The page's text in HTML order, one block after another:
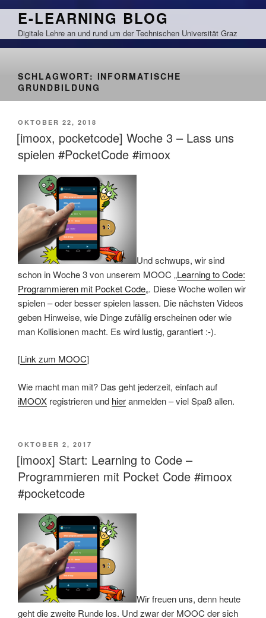
Zum
springen
E-LEARNING BLOG
Digitale Lehre an und rund um der Technischen Universität Graz
SCHLAGWORT: INFORMATISCHE
GRUNDBILDUNG
VERÖFFENTLICHT
AM
OKTOBER 22, 2018
[imoox, pocketcode] Woche 3 – Lass uns
spielen #PocketCode #imoox
Und schwups, wir sind
schon in Woche 3 von unserem MOOC „Learning to Code:
Programmieren mit Pocket Code„. Diese Woche wollen wir
spielen – oder besser spielen lassen. Die nächsten Videos
geben Hinweise, wie Dinge zufällig erscheinen oder wie
man Kollisionen macht. Es wird lustig, garantiert :-).
[Link zum MOOC]
Wie macht man mit? Das geht jederzeit, einfach auf
iMOOX registrieren und hieranmelden – viel Spaß allen.
VERÖFFENTLICHT
AM
OKTOBER 2, 2017
[imoox] Start: Learning to Code –
Programmieren mit Pocket Code #imoox
#pocketcode
Wir freuen uns, denn heute
geht die zweite Runde los. Und zwar der MOOC der sich